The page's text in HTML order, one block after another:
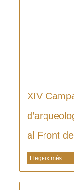
XIV
al Front
Llegeix més